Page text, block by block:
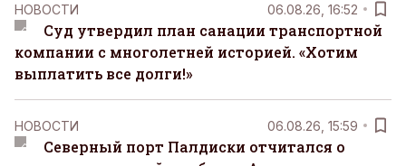
НОВОСТИ 06.08.26, 16:52
Суд утвердил план санации транспортной
компании с многолетней историей. «Хотим
выплатить все долги!»
НОВОСТИ 06.08.26, 15:59
Северный порт Палдиски отчитался о